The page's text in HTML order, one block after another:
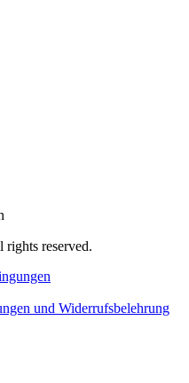
rights reserved.
und Widerrufsbelehrung